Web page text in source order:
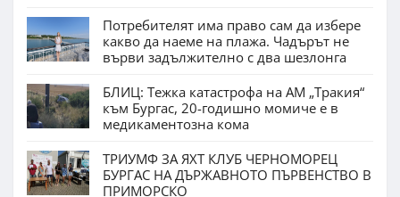
Потребителят има право сам да избере
какво да наеме на плажа. Чадърът не
върви задължително с два шезлонга
БЛИЦ: Тежка катастрофа на АМ „Тракия“
към Бургас, 20-годишно момиче е в
медикаментозна кома
ТРИУМФ ЗА ЯХТ КЛУБ ЧЕРНОМОРЕЦ
БУРГАС НА ДЪРЖАВНОТО ПЪРВЕНСТВО В
ПРИМОРСКО